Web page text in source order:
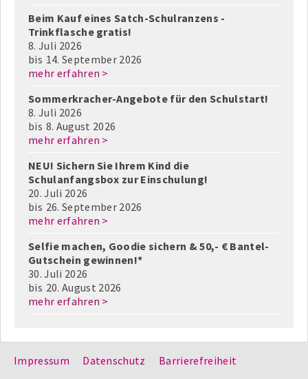
Beim Kauf eines Satch-Schulranzens -
Trinkflasche gratis!
8. Juli 2026
bis 14. September 2026
mehr erfahren >
Sommerkracher-Angebote für den Schulstart!
8. Juli 2026
bis 8. August 2026
mehr erfahren >
NEU! Sichern Sie Ihrem Kind die
Schulanfangsbox zur Einschulung!
20. Juli 2026
bis 26. September 2026
mehr erfahren >
Selfie machen, Goodie sichern & 50,- € Bantel-
Gutschein gewinnen!*
30. Juli 2026
bis 20. August 2026
mehr erfahren >
Impressum Datenschutz
Barrierefreiheit